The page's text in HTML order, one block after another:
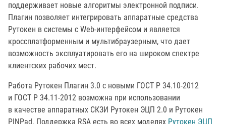
поддерживает новые алгоритмы электронной подписи.
Плагин позволяет интегрировать аппаратные средства
Рутокен в системы с Web-интерфейсом и является
кроссплатформенным и мультибраузерным, что дает
возможность эксплуатировать его на широком спектре
клиентских рабочих мест.
Работа Рутокен Плагин 3.0 с новыми ГОСТ Р 34.10-2012
и ГОСТ Р 34.11-2012 возможна при использовании
в качестве аппаратных СКЗИ Рутокен ЭЦП 2.0 и Рутокен
PINPad. Поддержка RSA есть во всех моделях Рутокен ЭЦП